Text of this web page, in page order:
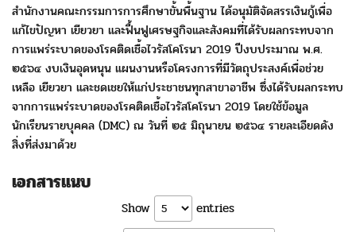
สำนักงานคณะกรรมการการศึกษาขั้นพื้นฐาน ได้อนุมัติจัดสรรเงินกู้เพื่อ
แก้ไขปัญหา เยียวยา และฟื้นฟูเศรษฐกิจและสังคมที่ได้รับผลกระทบจาก
การแพร่ระบาดของโรคติดเชื้อไวรัสโคโรนา 2019 ปีงบประมาณ พ.ศ.
๒๕๖๔ งบเงินอุดหนุน แผนงานหรือโครงการที่มีวัตถุประสงค์เพื่อช่วย
เหลือ เยียวยา และชดเชยให้แก่ประชาชนทุกสาขาอาชีพ ซึ่งได้รับผลกระทบ
จากการแพร่ระบาดของโรคติดเชื้อไวรัสโคโรนา 2019 โดยใช้ข้อมูล
นักเรียนรายบุคคล (DMC) ณ วันที่ ๒๕ มิถุนายน ๒๕๖๔ รายละเอียดดัง
สิ่งที่ส่งมาด้วย
เอกสารแนบ
Show
entries